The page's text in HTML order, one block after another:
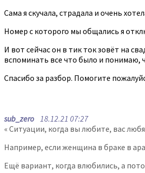
Сама я скучала, страдала и очень
Номер с которого мы общались я
И вот сейчас он в тик ток зовёт на
вспоминать все что было и понимаю,
Спасибо за разбор. Помогите
sub_zero18.12.21 07:27
« Ситуации, когда вы любите, вас
Например, если женщина в браке в
Ещё вариант, когда влюбились, а